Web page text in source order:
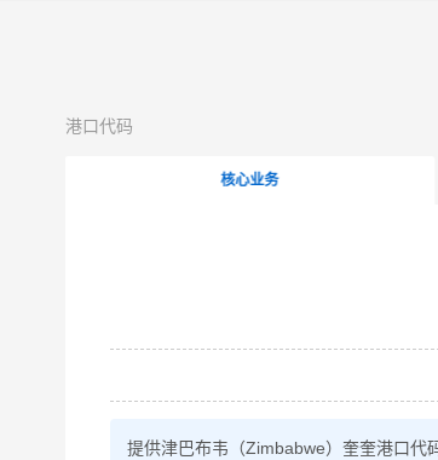
港口代码
核心业务
提供津巴布韦（Zimbabwe）奎奎港口代